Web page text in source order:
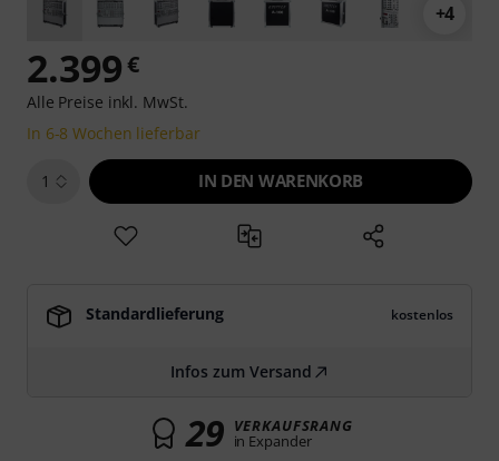
+4
2.399€
Alle Preise inkl. MwSt.
In 6-8 Wochen lieferbar
1 IN DEN WARENKORB
Standardlieferung kostenlos
Infos zum Versand
29 VERKAUFSRANG
in Expander